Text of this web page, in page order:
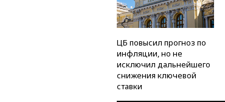
ЦБ повысил прогноз по
инфляции, но не
исключил дальнейшего
снижения ключевой
ставки